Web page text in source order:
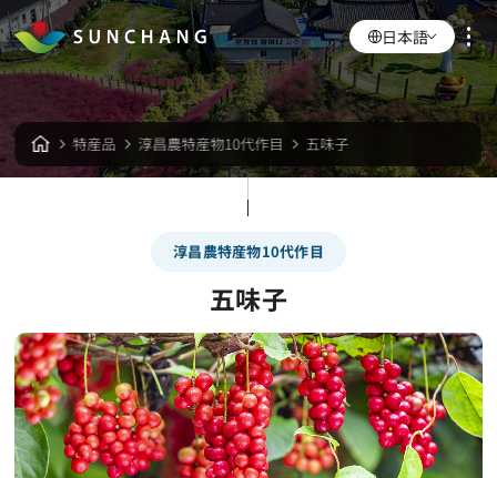
日本語
特産品 淳昌農特産物10代作目 五味子
淳昌農特産物10代作目
五味子